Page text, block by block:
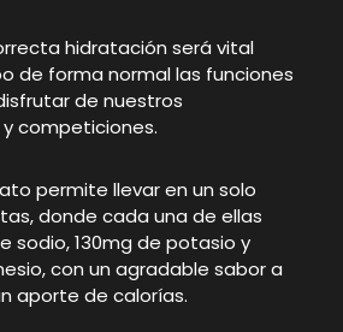
hidratación será vital
de forma normal las funciones
de nuestros
competiciones.
permite llevar en un solo
donde cada una de ellas
sodio, 130mg de potasio y
con un agradable sabor a
aporte de calorías.